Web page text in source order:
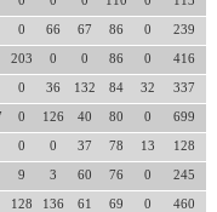
0 66 67 86 0 239
203 0 0 86 0 416
0 36 132 84 32 337
0 126 40 80 0 699
0 0 37 78 13 128
9 3 60 76 0 245
128 136 61 69 0 460